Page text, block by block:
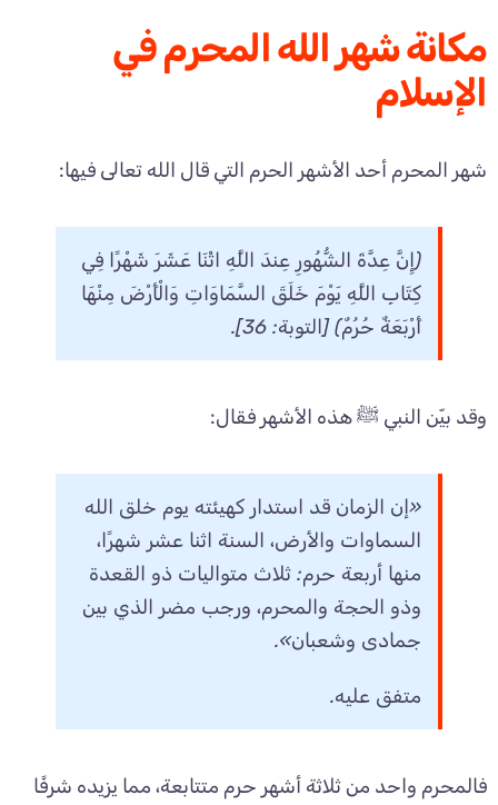
مكانة شهر الله المحرم في
الإسلام
شهر المحرم أحد الأشهر الحرم التي قال الله تعالى فيها:
﴿إِنَّ عِدَّةَ الشُّهُورِ عِندَ اللَّهِ اثْنَا عَشَرَ شَهْرًا فِي
كِتَابِ اللَّهِ يَوْمَ خَلَقَ السَّمَاوَاتِ وَالْأَرْضَ مِنْهَا
أَرْبَعَةٌ حُرُمٌ﴾ [التوبة: 36].
وقد بيّن النبي ﷺ هذه الأشهر فقال:
«إن الزمان قد استدار كهيئته يوم خلق الله
السماوات والأرض، السنة اثنا عشر شهرًا،
منها أربعة حرم: ثلاث متواليات ذو القعدة
وذو الحجة والمحرم، ورجب مضر الذي بين
جمادى وشعبان».
متفق عليه.
فالمحرم واحد من ثلاثة أشهر حرم متتابعة، مما يزيده شرفًا